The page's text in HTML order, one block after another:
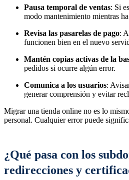
Pausa temporal de ventas: Si
modo mantenimiento mientras
Revisa las pasarelas de pago:
funcionen bien en el nuevo
Mantén copias activas de la
pedidos si ocurre algún error.
Comunica a los usuarios:
generar comprensión y evitar
Migrar una tienda online no es lo
personal. Cualquier error puede
¿Qué pasa con los
redirecciones y